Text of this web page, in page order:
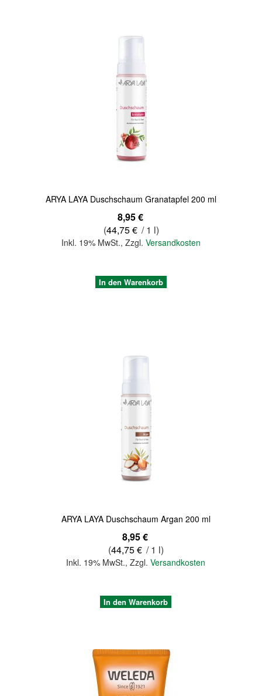
ARYA LAYA Duschschaum Granatapfel 200 ml
8,95 €
(44,75 € / 1 l)
Inkl. 19% MwSt., Zzgl. Versandkosten
In den Warenkorb
ARYA LAYA Duschschaum Argan 200 ml
8,95 €
(44,75 € / 1 l)
Inkl. 19% MwSt.,Zzgl.Versandkosten
In den Warenkorb